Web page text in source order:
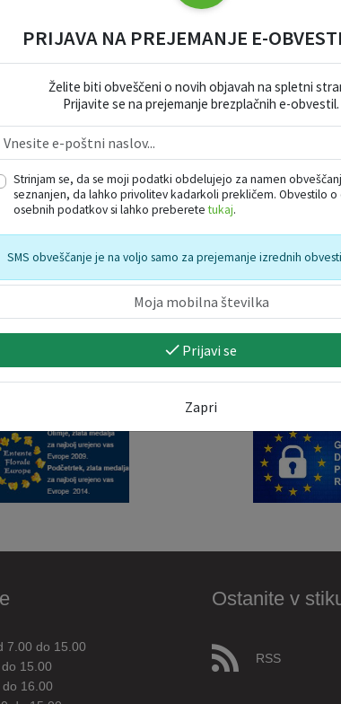
uprave, o
86, ga. Simona Šelekar).
7.00 do 15.00
15.00
16.00
Ostanite v
RSS
PRIJAVA NA PREJEMANJE E-
Želite biti obveščeni o novih objavah na spletni
Prijavite se na prejemanje brezplačnih e-obvestil.
Strinjam se, da se moji podatki obdelujejo za namen
seznanjen, da lahko privolitev kadarkoli prekličem. Obvestilo
osebnih podatkov si lahko preberetetukaj.
SMS obveščanje je na voljo samo za prejemanje izrednih
Prijavi se
Zapri